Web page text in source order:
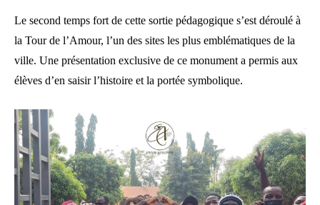
Le second temps fort de cette sortie pédagogique s’est déroulé à
la Tour de l’Amour, l’un des sites les plus emblématiques de la
ville. Une présentation exclusive de ce monument a permis aux
élèves d’en saisir l’histoire et la portée symbolique.